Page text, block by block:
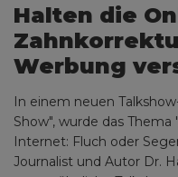
Halten die
Werbung
In einem neuen
Show", wurde das
Internet: Fluch oder
Journalist und Autor Dr.